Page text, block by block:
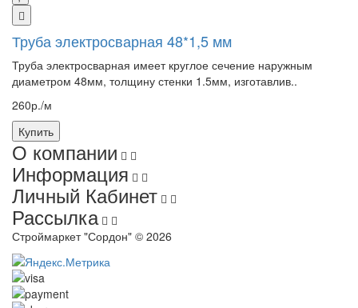
Труба электросварная 48*1,5 мм
Труба электросварная имеет круглое сечение наружным
диаметром 48мм, толщину стенки 1.5мм, изготавлив..
260р./м
Купить
О компании
Информация
Личный Кабинет
Рассылка
Строймаркет "Сордон" © 2026